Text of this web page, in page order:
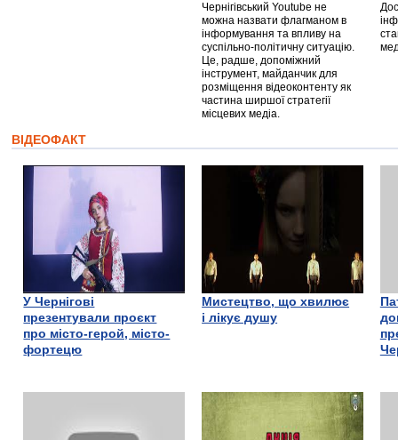
Чернігівський Youtube не
можна назвати флагманом в
інформування та впливу на
суспільно-політичну ситуацію.
Це, радше, допоміжний
інструмент, майданчик для
розміщення відеоконтенту як
частина ширшої стратегії
місцевих медіа.
ВІДЕОФАКТ
У Чернігові
презентували проєкт
про місто-герой, місто-
фортецю
Мистецтво, що хвилює
і лікує душу